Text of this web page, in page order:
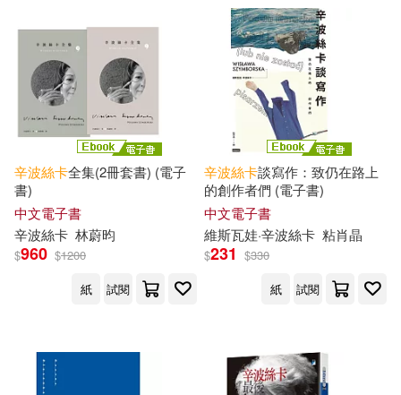
適合手機平板閱讀(3)
其他 (可複選)
現在可購買商品(9)
作者/演唱/譯/編/繪(8)
-
辛波絲卡全集(2冊套書) (電子
書)
中文電子書
辛波絲卡 林蔚昀
$960 $1200
紙
試閱
辛波絲卡談寫作：致仍在路上
的創作者們 (電子書)
中文電子書
維斯瓦娃·辛波絲卡 粘肖晶
$231 $330
紙
試閱